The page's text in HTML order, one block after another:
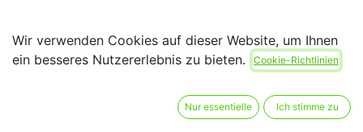
Wir verwenden Cookies auf dieser Website, um Ihnen
ein besseres Nutzererlebnis zu bieten.
Cookie-Richtlinien
Nur essentielle Ich stimme zu